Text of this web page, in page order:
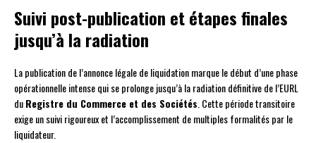
Suivi post-publication et étapes finales
jusqu’à la radiation
La publication de l’annonce légale de liquidation marque le début d’une phase
opérationnelle intense qui se prolonge jusqu’à la radiation définitive de l’EURL
duRegistre du Commerce et des Sociétés. Cette période transitoire
exige un suivi rigoureux et l’accomplissement de multiples formalités par le
liquidateur.